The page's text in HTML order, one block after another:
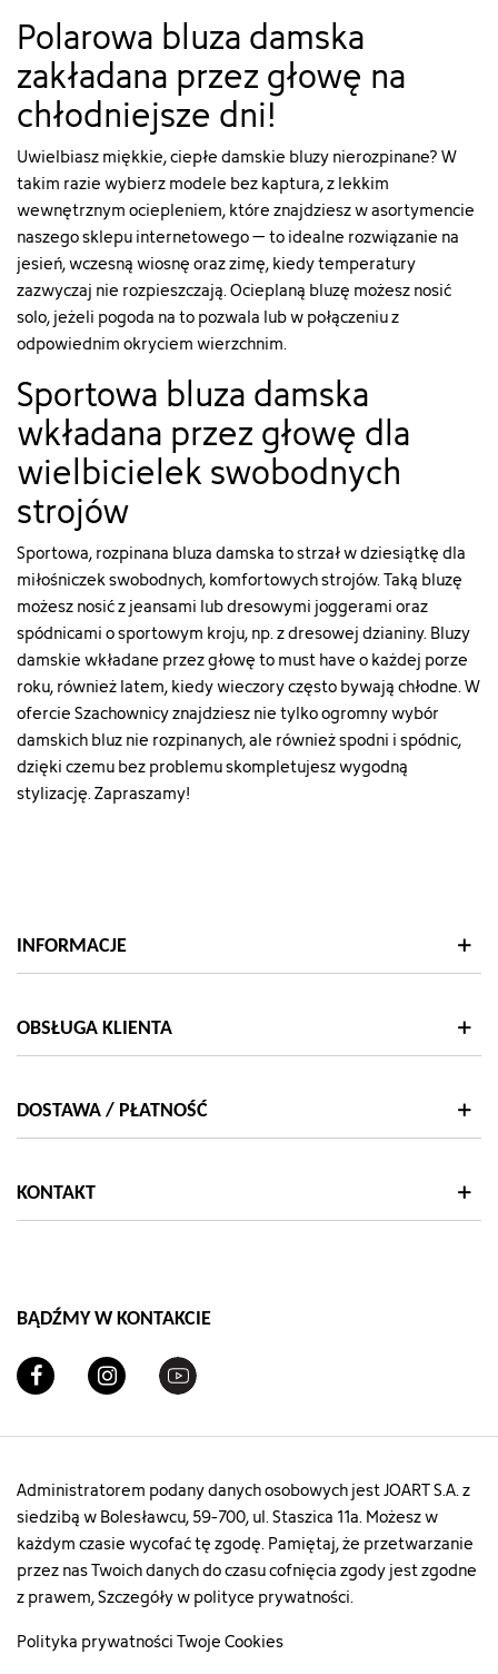
Polarowa bluza damska
zakładana przez głowę na
chłodniejsze dni!
Uwielbiasz miękkie, ciepłe damskie bluzy nierozpinane? W
takim razie wybierz modele bez kaptura, z lekkim
wewnętrznym ociepleniem, które znajdziesz w asortymencie
naszego sklepu internetowego – to idealne rozwiązanie na
jesień, wczesną wiosnę oraz zimę, kiedy temperatury
zazwyczaj nie rozpieszczają. Ocieplaną bluzę możesz nosić
solo, jeżeli pogoda na to pozwala lub w połączeniu z
odpowiednim okryciem wierzchnim.
Sportowa bluza damska
wkładana przez głowę dla
wielbicielek swobodnych
strojów
Sportowa, rozpinana bluza damska to strzał w dziesiątkę dla
miłośniczek swobodnych, komfortowych strojów. Taką bluzę
możesz nosić z jeansami lub dresowymi joggerami oraz
spódnicami o sportowym kroju, np. z dresowej dzianiny. Bluzy
damskie wkładane przez głowę to must have o każdej porze
roku, również latem, kiedy wieczory często bywają chłodne. W
ofercie Szachownicy znajdziesz nie tylko ogromny wybór
damskich bluz nie rozpinanych, ale również spodni i spódnic,
dzięki czemu bez problemu skompletujesz wygodną
stylizację. Zapraszamy!
INFORMACJE
OBSŁUGA KLIENTA
DOSTAWA / PŁATNOŚĆ
KONTAKT
BĄDŹMY W KONTAKCIE
Administratorem podany danych osobowych jest JOART S.A. z
siedzibą w Bolesławcu, 59-700, ul. Staszica 11a. Możesz w
każdym czasie wycofać tę zgodę. Pamiętaj, że przetwarzanie
przez nas Twoich danych do czasu cofnięcia zgody jest zgodne
z prawem, Szczegóły w polityce prywatności.
Polityka prywatnościTwoje Cookies